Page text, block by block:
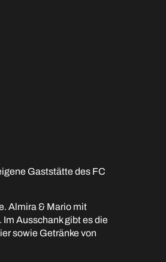
Gaststätte des FC
Almira & Mario mit
Ausschank gibt es die
sowie Getränke von